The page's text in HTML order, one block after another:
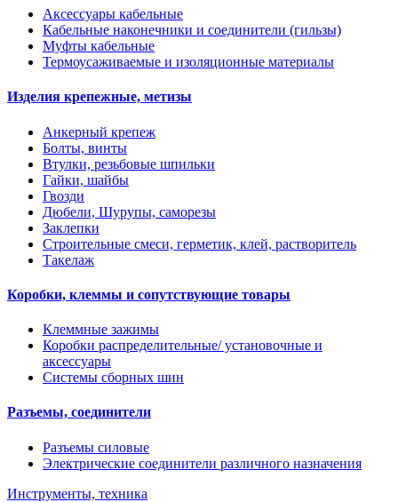
Аксессуары кабельные
Кабельные наконечники и соединители (гильзы)
Муфты кабельные
Термоусаживаемые и изоляционные материалы
Изделия крепежные, метизы
Анкерный крепеж
Болты, винты
Втулки, резьбовые шпильки
Гайки, шайбы
Гвозди
Дюбели, Шурупы, саморезы
Заклепки
Строительные смеси, герметик, клей, растворитель
Такелаж
Коробки, клеммы и сопутствующие товары
Клеммные зажимы
Коробки распределительные/ установочные и
аксессуары
Системы сборных шин
Разъемы, соединители
Разъемы силовые
Электрические соединители различного назначения
Инструменты, техника